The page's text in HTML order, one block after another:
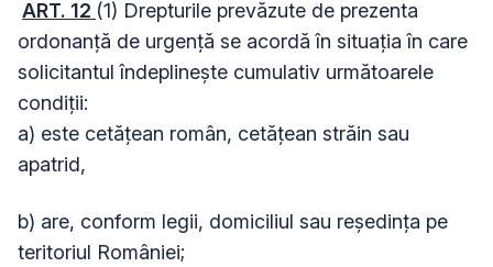
ART. 12 (1) Drepturile prevăzute de prezenta
ordonanţă de urgenţă se acordă în situaţia în care
solicitantul îndeplineşte cumulativ următoarele
condiţii:
a) este cetăţean român, cetăţean străin sau
apatrid,
b) are, conform legii, domiciliul sau reşedinţa pe
teritoriul României;